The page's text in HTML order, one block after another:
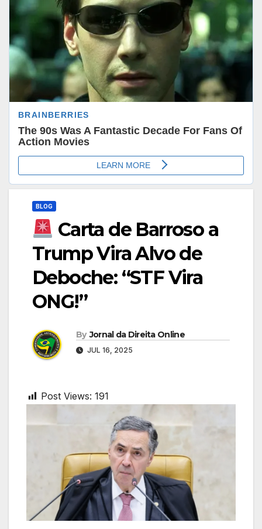
BLOG
Carta de Barroso a
Trump Vira Alvo de
Deboche: “STF Vira
ONG!”
By Jornal da Direita Online
JUL 16, 2025
Post Views: 191